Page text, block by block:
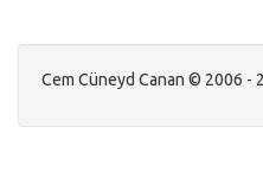
Cem Cüneyd Canan © 2006 -